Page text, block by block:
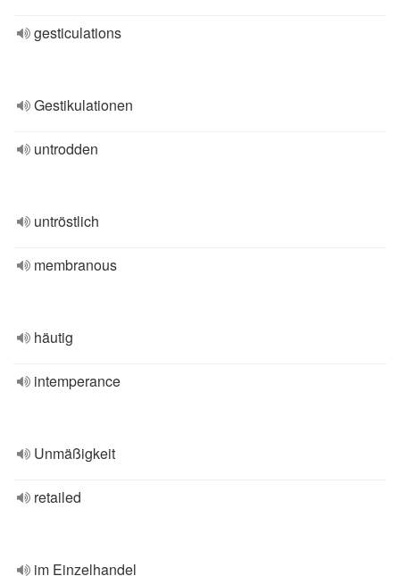
gesticulations
Gestikulationen
untrodden
untröstlich
membranous
häutig
intemperance
Unmäßigkeit
retailed
im Einzelhandel